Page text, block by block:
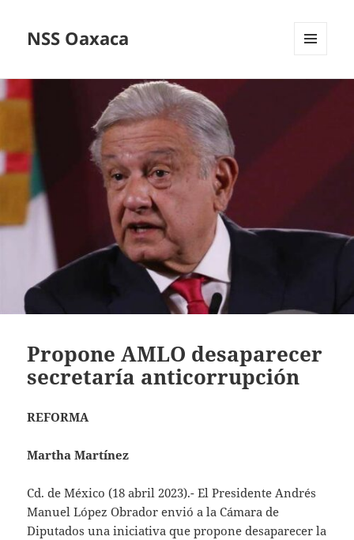
NSS Oaxaca
Propone AMLO desaparecer
secretaría anticorrupción
REFORMA
Martha Martínez
Cd. de México (18 abril 2023).- El Presidente Andrés
Manuel López Obrador envió a la Cámara de
Diputados una iniciativa que propone desaparecer la